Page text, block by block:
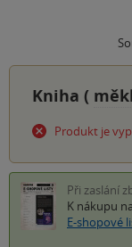
Kniha (
Produkt je
Při zaslání
K nákupu
E-shopové